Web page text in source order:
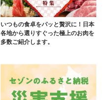
いつもの食卓をパッと贅沢に！日本
各地から選りすぐった極上のお肉を
多数ご紹介します。